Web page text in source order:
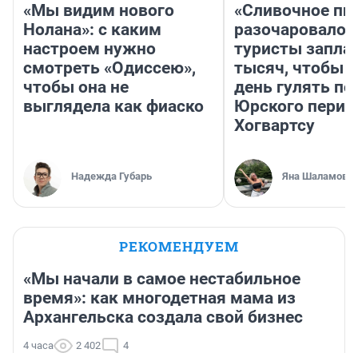
«Мы видим нового
Нолана»: с каким
настроем нужно
смотреть «Одиссею»,
чтобы она не
выглядела как фиаско
Надежда Губарь
«Сливочное
разочаровало»:
туристы
тысяч, чтобы
день гулять по
Юрского
Хогвартсу
Яна Шаламова
РЕКОМЕНДУЕМ
«Мы начали в самое нестабильное
время»: как многодетная мама из
Архангельска создала свой бизнес
4 часа 2 402 4